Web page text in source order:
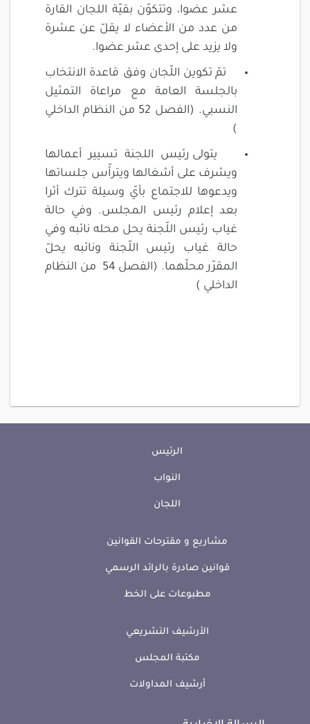
عشر عضوا، وتتكوّن بقيّة اللجان القارة
من عدد من الأعضاء لا يقلّ عن عشرة
ولا يزيد على إحدى عشر عضوا.
تمّ تكوين اللّجان وفق قاعدة الانتخاب
بالجلسة العامة مع مراعاة التمثيل
النسبي. (الفصل 52 من النظام الداخلي
)
يتولى رئيس اللجنة تسيير أعمالها
ويشرف على أشغالها ويترأّس جلساتها
ويدعوها للاجتماع بأيّ وسيلة تترك أثرا
بعد إعلام رئيس المجلس. وفي حالة
غياب رئيس اللّجنة يحل محله نائبه وفي
حالة غياب رئيس اللّجنة ونائبه يحلّ
المقرّر محلّهما. (الفصل 54 من النظام
الداخلي )
الرئيس
النواب
اللجان
مشاريع و مقترحات القوانين
قوانين صادرة بالرائد الرسمي
مطبوعات على الخط
الأرشيف التشريعي
مكتبة المجلس
أرشيف المداولات